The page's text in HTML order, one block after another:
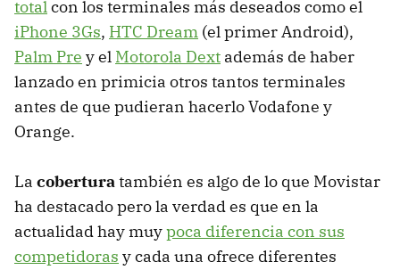
totalcon los terminales más deseados como el
iPhone 3Gs, HTC Dream (el primer Android),
Palm Pre y el Motorola Dext además de haber
lanzado en primicia otros tantos terminales
antes de que pudieran hacerlo Vodafone y
Orange.
La coberturatambién es algo de lo que Movistar
ha destacado pero la verdad es que en la
actualidad hay muypoca diferencia con sus
competidoras y cada una ofrece diferentes